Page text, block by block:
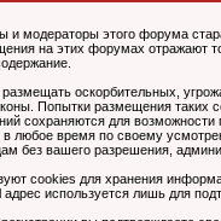
и модераторы этого форума
на этих форумах отражают
оскорбительных,
Попытки размещения таких
сохраняются для
любое время по своему
без вашего разрешения,
cookies для хранения
используется лишь для